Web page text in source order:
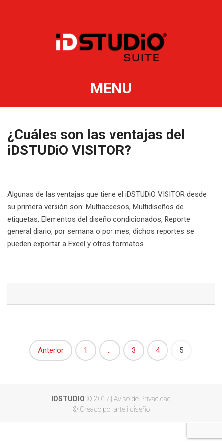
MENU
¿Cuáles son las ventajas del
iDSTUDiO VISITOR?
Algunas de las ventajas que tiene el iDSTUDiO VISITOR desde
su primera versión son: Multiaccesos, Multidiseños de
etiquetas, Elementos del diseño condicionados, Reporte
general diario, por semana o por mes, dichos reportes se
pueden exportar a Excel y otros formatos…
Anterior 1 … 3 4 5
IDSTUDIO © 2017 | Aviso de Privacidad
© Creado por arte i diseño